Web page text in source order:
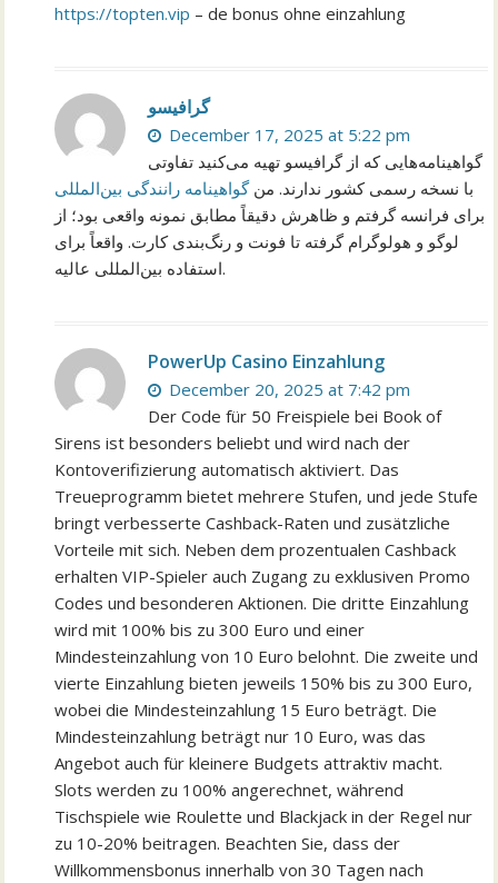
https://topten.vip – de bonus ohne einzahlung
گرافیسو
December 17, 2025 at 5:22 pm
گواهینامه‌هایی که از گرافیسو تهیه می‌کنید تفاوتی
با نسخه رسمی کشور ندارند. منگواهینامه رانندگی بین‌المللی
برای فرانسه گرفتم و ظاهرش دقیقاً مطابق نمونه واقعی بود؛ از
لوگو و هولوگرام گرفته تا فونت و رنگ‌بندی کارت. واقعاً برای
استفاده بین‌المللی عالیه.
PowerUp Casino Einzahlung
December 20, 2025 at 7:42 pm
Der Code für 50 Freispiele bei Book of
Sirens ist besonders beliebt und wird nach der
Kontoverifizierung automatisch aktiviert. Das
Treueprogramm bietet mehrere Stufen, und jede Stufe
bringt verbesserte Cashback-Raten und zusätzliche
Vorteile mit sich. Neben dem prozentualen Cashback
erhalten VIP-Spieler auch Zugang zu exklusiven Promo
Codes und besonderen Aktionen. Die dritte Einzahlung
wird mit 100% bis zu 300 Euro und einer
Mindesteinzahlung von 10 Euro belohnt. Die zweite und
vierte Einzahlung bieten jeweils 150% bis zu 300 Euro,
wobei die Mindesteinzahlung 15 Euro beträgt. Die
Mindesteinzahlung beträgt nur 10 Euro, was das
Angebot auch für kleinere Budgets attraktiv macht.
Slots werden zu 100% angerechnet, während
Tischspiele wie Roulette und Blackjack in der Regel nur
zu 10-20% beitragen. Beachten Sie, dass der
Willkommensbonus innerhalb von 30 Tagen nach